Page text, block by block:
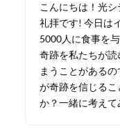
こんにちは！光
礼拝です! 今日は
5000人に食事を
奇跡を私たちが
まうことがある
が奇跡を信じる
か？一緒に考えて